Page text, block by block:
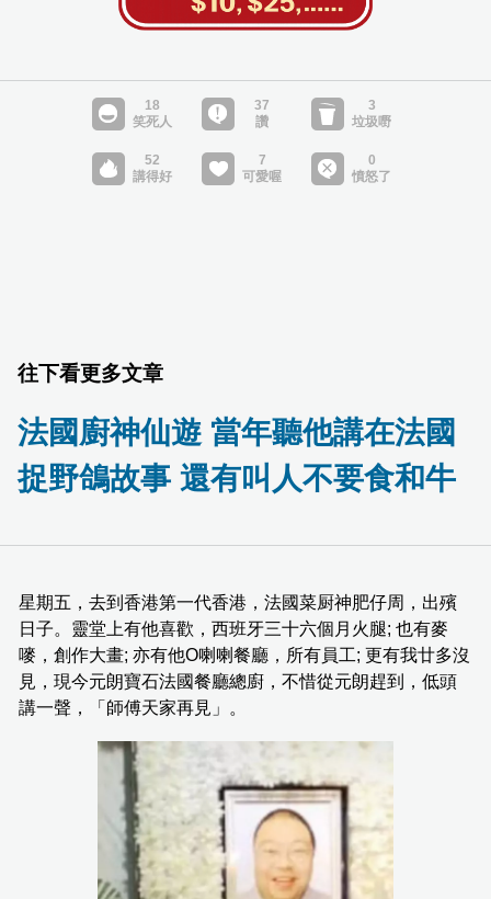
往下看更多文章
法國廚神仙遊 當年聽他講在法國
捉野鴿故事 還有叫人不要食和牛
星期五，去到香港第一代香港，法國菜厨神肥仔周，出殯
日子。靈堂上有他喜歡，西班牙三十六個月火腿; 也有麥
嘜，創作大畫; 亦有他O喇喇餐廳，所有員工; 更有我廿多沒
見，現今元朗寶石法國餐廳總廚，不惜從元朗趕到，低頭
講一聲，「師傅天家再見」。